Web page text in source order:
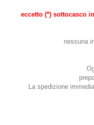
eccetto (*) sottocasco
nessuna
La spedizione